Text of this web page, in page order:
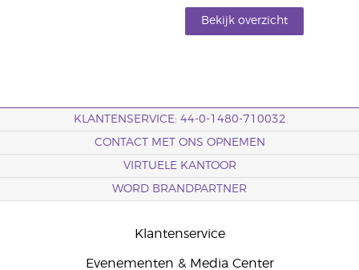
Bekijk overzicht
KLANTENSERVICE: 44-0-1480-710032
CONTACT MET ONS OPNEMEN
VIRTUELE KANTOOR
WORD BRANDPARTNER
Klantenservice
Evenementen & Media Center